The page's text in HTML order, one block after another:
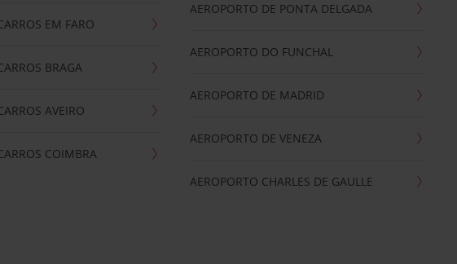
EM FARO
BRAGA
AVEIRO
COIMBRA
AEROPORTO DE PONTA DELGADA
AEROPORTO DO FUNCHAL
AEROPORTO DE MADRID
AEROPORTO DE VENEZA
AEROPORTO CHARLES DE GAULLE